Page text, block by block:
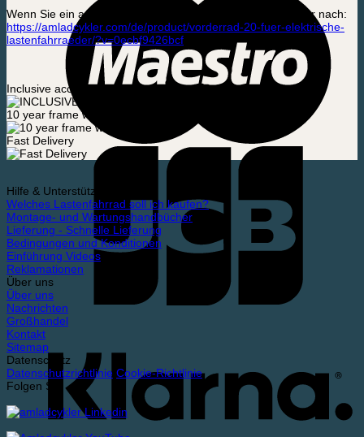
Wenn Sie ein anderes Fahrradmodell haben, sehen Sie hier nach:
https://amladcykler.com/de/product/vorderrad-20-fuer-elektrische-
lastenfahrraeder/?v=0ecbf9426bcf
Inclusive accessories
10 year frame warranty
Fast Delivery
Hilfe & Unterstützung
Welches Lastenfahrrad soll ich kaufen?
Montage- und Wartungshandbücher
Lieferung - Schnelle Lieferung
Bedingungen und Konditionen
Einführung Videos
Reklamationen
Über uns
Über uns
Nachrichten
Großhandel
Kontakt
Sitemap
Datenschutz
Datenschutzrichtlinie Cookie-Richtlinie
Folgen Sie